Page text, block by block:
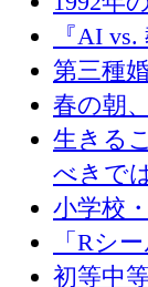
『AI
第三種
春の朝
生きる
べきで
小学校
「Rシ
初等中